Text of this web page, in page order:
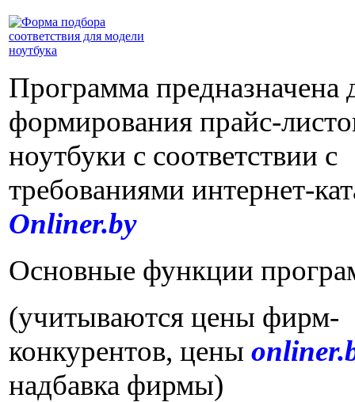
Программа предназначена
формирования прайс-
ноутбуки с соответствии с
требованиями интернет-
Onliner.by
Основные функции
(учитываются цены фирм-
конкурентов, цены
надбавка фирмы)